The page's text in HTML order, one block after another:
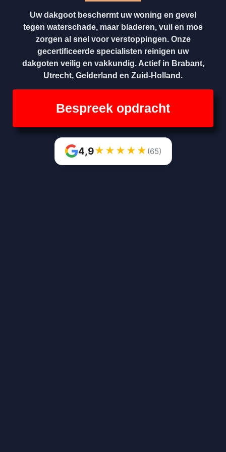
Uw dakgoot beschermt uw woning en gevel
tegen waterschade, maar bladeren, vuil en mos
zorgen al snel voor verstoppingen. Onze
gecertificeerde specialisten reinigen uw
dakgoten veilig en vakkundig. Actief in Brabant,
Utrecht, Gelderland en Zuid-Holland.
Bespreek opdracht
4,9★ ★ ★ ★ ★ (65)